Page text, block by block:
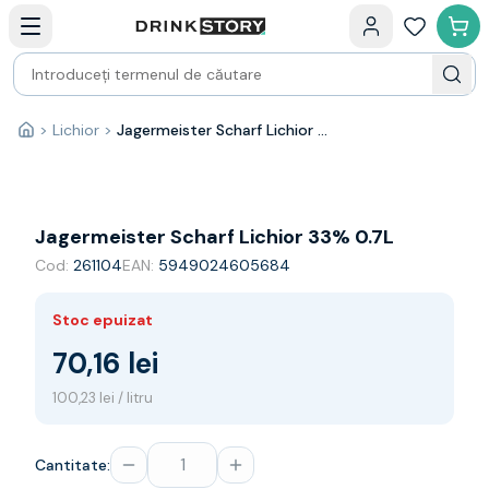
Bauturi fine — selectie
Produse Noi
Cosuri cadou
Pachete & Cadouri
Vin
Franta
Spania
Australia
Germania
Noua Zeelanda
Prosecco
Acasă
> Lichior > Jagermeister Scharf Lichior 33% 0.7L
Jagermeister Scharf Lichior 33% 0.7L
Cod: 261104EAN: 5949024605684
Stoc epuizat
70,16 lei
100,23 lei / litru
Cantitate: